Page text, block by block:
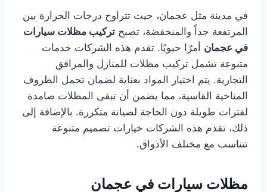
في مدينة مثل عجمان، حيث تتراوح درجات الحرارة بين
المرتفعة جداً والمنخفضة، تصبح تركيب مظلات سيارات
في عجمان أمرًا حيويًا. تقدم هذه الشركات خدمات
متنوعة تشمل تركيب مظلات للمنازل والمرافق
التجارية. يتم اختيار المواد بعناية لضمان تحمل الظروف
المناخية القاسية، مما يضمن أن تبقى المظلات صامدة
لفترات طويلة دون الحاجة لصيانة متكررة. بالإضافة إلى
ذلك، تقدم هذه الشركات خيارات تصميم متنوعة
تتناسب مع مختلف الأذواق.
مظلات سيارات في عجمان